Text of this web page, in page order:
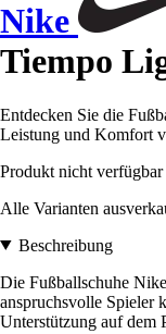
Nike
Tiempo
Entdecken Sie die
Leistung und Komfort
Produkt nicht verfügbar
Alle Varianten
Beschreibung
Die Fußballschuhe
anspruchsvolle Spieler
Unterstützung auf dem